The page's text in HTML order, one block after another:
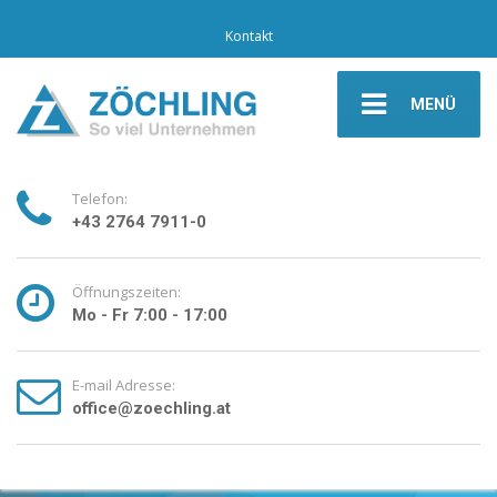
Kontakt
MENÜ
Telefon:
+43 2764 7911-0
Öffnungszeiten:
Mo - Fr 7:00 - 17:00
E-mail Adresse:
office@zoechling.at